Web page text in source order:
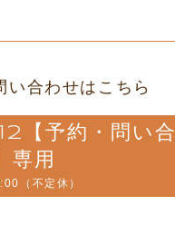
い合わせはこちら
予約・問い合
専用
（不定休）